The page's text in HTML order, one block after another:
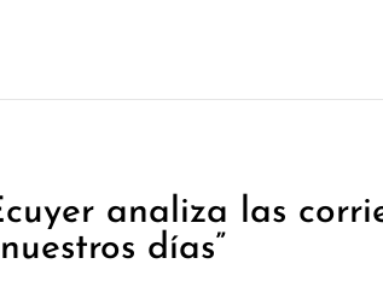
analiza las
días”